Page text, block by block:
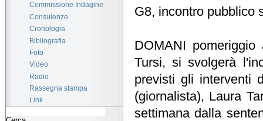
Commissione Indagine
Consulenze
Cronologia
Bibliografia
Foto
Video
Radio
Rassegna stampa
Link
G8, incontro pubblico
DOMANI
Tursi, si svolgerà
previsti gli interventi
(giornalista), Laura
settimana dalla